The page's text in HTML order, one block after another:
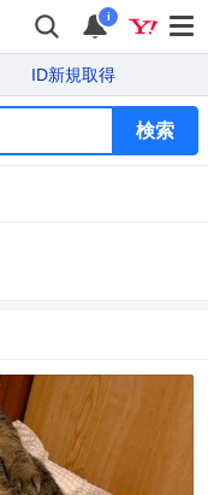
i
ID新規取得
検索